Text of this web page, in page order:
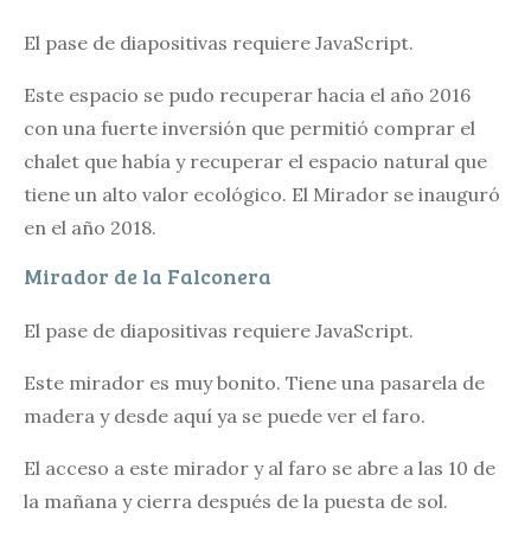
El pase de diapositivas requiere JavaScript.
Este espacio se pudo recuperar hacia el año 2016
con una fuerte inversión que permitió comprar el
chalet que había y recuperar el espacio natural que
tiene un alto valor ecológico. El Mirador se inauguró
en el año 2018.
Mirador de la Falconera
El pase de diapositivas requiere JavaScript.
Este mirador es muy bonito. Tiene una pasarela de
madera y desde aquí ya se puede ver el faro.
El acceso a este mirador y al faro se abre a las 10 de
la mañana y cierra después de la puesta de sol.